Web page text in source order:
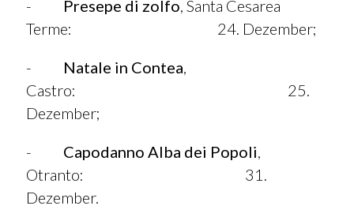
- Presepe di zolfo, Santa Cesarea
Terme: 24. Dezember;
- Natale in Contea,
Castro: 25.
Dezember;
- Capodanno Alba dei Popoli,
Otranto: 31.
Dezember.